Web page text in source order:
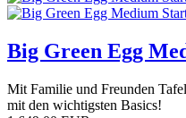
Big Green Egg
Mit Familie und Freunden
mit den wichtigsten Basics!